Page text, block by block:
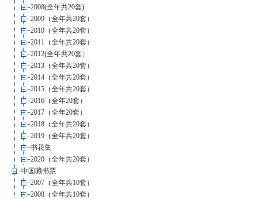
2008(全年共20套)
2009（全年共20套）
2010（全年共20套）
2011（全年共20套）
2012(全年共20套）
2013（全年共20套）
2014（全年共20套）
2015（全年共20套）
2016（全年20套）
2017（全年20套）
2018（全年共20套）
2019（全年共20套）
书花集
2020（全年共20套）
中国藏书票
2007（全年共10套）
2008（全年共10套）